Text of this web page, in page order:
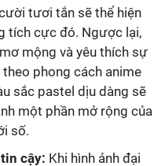
tươi tắn sẽ thể hiện
tích cực đó. Ngược lại,
mộng và yêu thích sự
phong cách anime
sắc pastel dịu dàng sẽ
một phần mở rộng của
số.
cậy: Khi hình ảnh đại